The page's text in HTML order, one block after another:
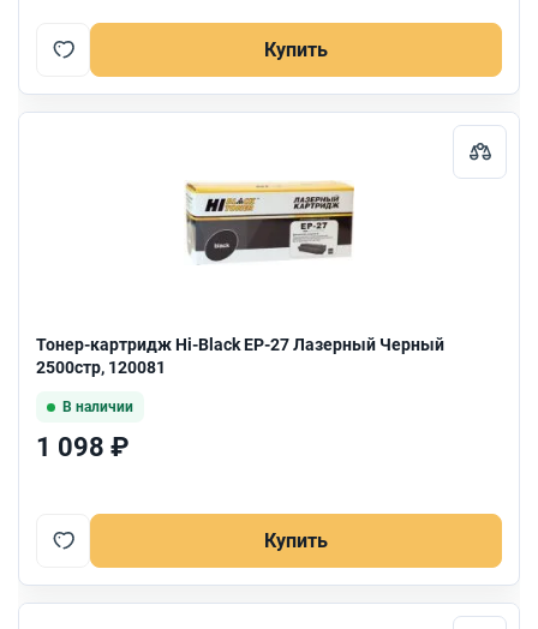
Купить
Тонер-картридж Hi-Black EP-27 Лазерный Черный
2500стр, 120081
В наличии
1 098 ₽
Купить